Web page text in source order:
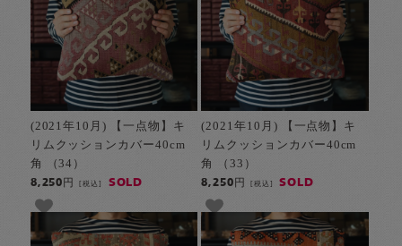
(2021年10月) 【一点物】キ
リムクッションカバー40cm
角 （34）
8,250円[税込] SOLD
(2021年10月) 【一点物】キ
リムクッションカバー40cm
角 （33）
8,250円 [税込] SOLD